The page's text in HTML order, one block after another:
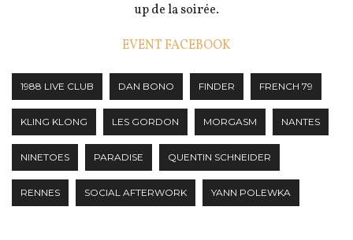
up de la soirée.
EVENT FACEBOOK
1988 LIVE CLUB DAN BONO FINDER FRENCH 79
KLING KLONG LES GORDON MORGASM NANTES
NINETOES PARADISE QUENTIN SCHNEIDER
RENNES SOCIAL AFTERWORK YANN POLEWKA